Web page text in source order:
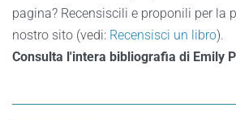
pagina? Recensiscili e proponili per la
nostro sito (vedi: Recensisci un libro).
Consulta l'intera bibliografia di Emily